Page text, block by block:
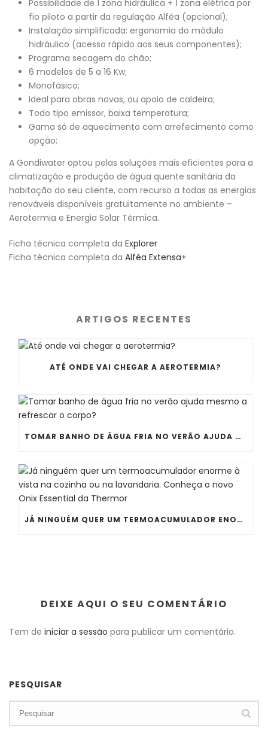
Possibilidade de 1 zona hidráulica + 1 zona elétrica por
fio piloto a partir da regulação Alféa (opcional);
Instalação simplificada: ergonomia do módulo
hidráulico (acesso rápido aos seus componentes);
Programa secagem do chão;
6 modelos de 5 a 16 Kw;
Monofásico;
Ideal para obras novas, ou apoio de caldeira;
Todo tipo emissor, baixa temperatura;
Gama só de aquecimento com arrefecimento como
opção;
A Gondiwater optou pelas soluções mais eficientes para a
climatização e produção de água quente sanitária da
habitação do seu cliente, com recurso a todas as energias
renováveis disponíveis gratuitamente no ambiente –
Aerotermia e Energia Solar Térmica.
Ficha técnica completa da Explorer
Ficha técnica completa da Alféa Extensa+
ARTIGOS RECENTES
ATÉ ONDE VAI CHEGAR A AEROTERMIA?
TOMAR BANHO DE ÁGUA FRIA NO VERÃO AJUDA MESMO A REFRESCAR O CORPO?
JÁ NINGUÉM QUER UM TERMOACUMULADOR ENORME À VISTA NA COZINHA OU NA LAVANDARIA. CONHEÇA O NOVO ONIX ESSENTIAL DA THERMOR
DEIXE AQUI O SEU COMENTÁRIO
Tem de iniciar a sessão para publicar um comentário.
PESQUISAR